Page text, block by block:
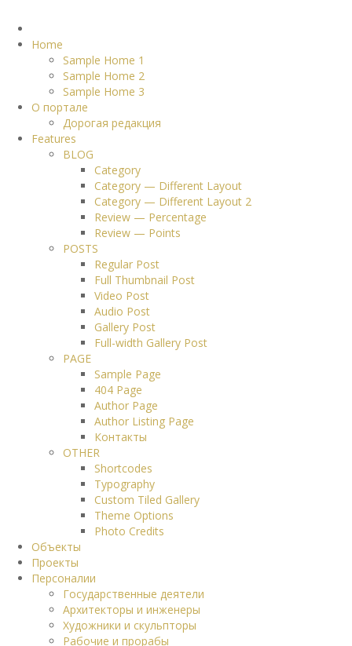
Home
Sample Home 1
Sample Home 2
Sample Home 3
О портале
Дорогая редакция
Features
BLOG
Category
Category — Different Layout
Category — Different Layout 2
Review — Percentage
Review — Points
POSTS
Regular Post
Full Thumbnail Post
Video Post
Audio Post
Gallery Post
Full-width Gallery Post
PAGE
Sample Page
404 Page
Author Page
Author Listing Page
Контакты
OTHER
Shortcodes
Typography
Custom Tiled Gallery
Theme Options
Photo Credits
Объекты
Проекты
Персоналии
Государственные деятели
Архитекторы и инженеры
Художники и скульпторы
Рабочие и прорабы